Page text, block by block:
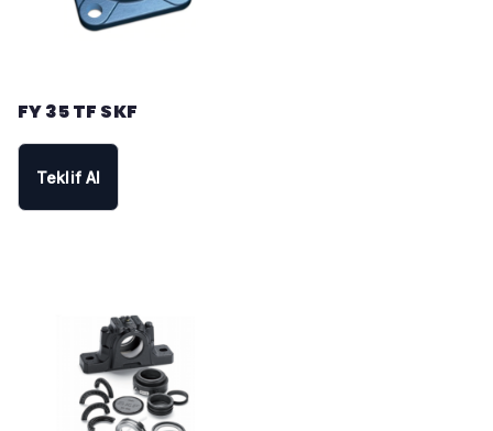
FY 35 TF SKF
Teklif Al